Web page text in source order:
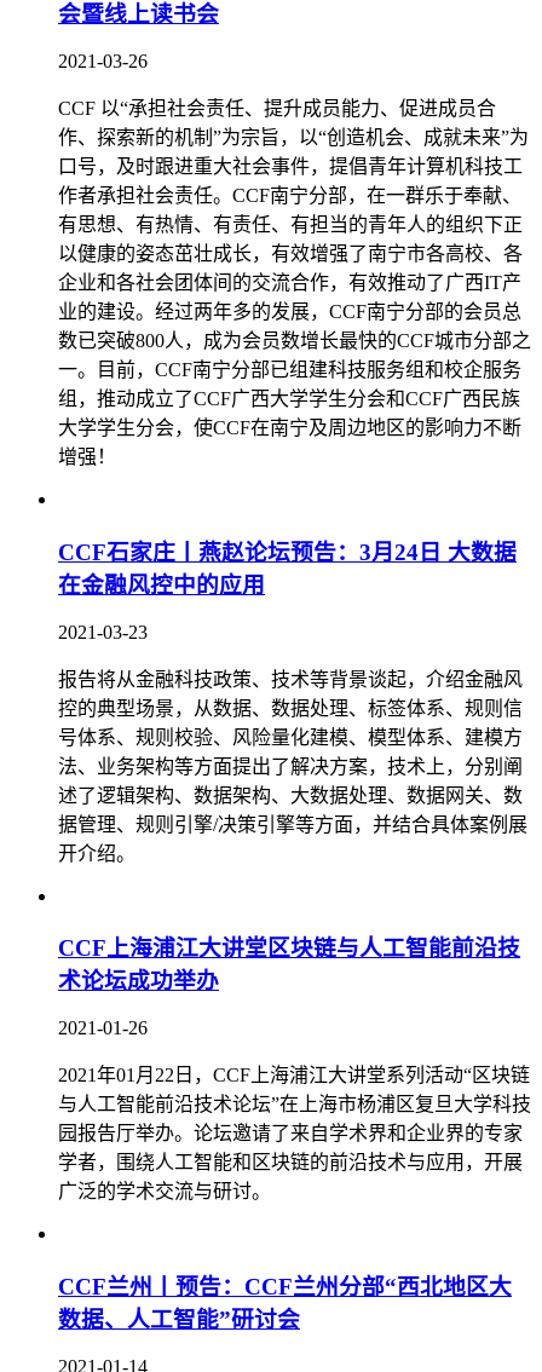
会暨线上读书会
2021-03-26
CCF 以“承担社会责任、提升成员能力、促进成员合
作、探索新的机制”为宗旨，以“创造机会、成就未来”为
口号，及时跟进重大社会事件，提倡青年计算机科技工
作者承担社会责任。​ CCF南宁分部，在一群乐于奉献、
有思想、有热情、有责任、有担当的青年人的组织下正
以健康的姿态茁壮成长，有效增强了南宁市各高校、各
企业和各社会团体间的交流合作，有效推动了广西IT产
业的建设。经过两年多的发展，CCF南宁分部的会员总
数已突破800人，成为会员数增长最快的CCF城市分部之
一。目前，CCF南宁分部已组建科技服务组和校企服务
组，推动成立了CCF广西大学学生分会和CCF广西民族
大学学生分会，使CCF在南宁及周边地区的影响力不断
增强！
CCF石家庄丨燕赵论坛预告：3月24日 大数据
在金融风控中的应用
2021-03-23
报告将从金融科技政策、技术等背景谈起，介绍金融风
控的典型场景，从数据、数据处理、标签体系、规则信
号体系、规则校验、风险量化建模、模型体系、建模方
法、业务架构等方面提出了解决方案，技术上，分别阐
述了逻辑架构、数据架构、大数据处理、数据网关、数
据管理、规则引擎/决策引擎等方面，并结合具体案例展
开介绍。
CCF上海浦江大讲堂区块链与人工智能前沿技
术论坛成功举办
2021-01-26
2021年01月22日，CCF上海浦江大讲堂系列活动“区块链
与人工智能前沿技术论坛”在上海市杨浦区复旦大学科技
园报告厅举办。论坛邀请了来自学术界和企业界的专家
学者，围绕人工智能和区块链的前沿技术与应用，开展
广泛的学术交流与研讨。
CCF兰州丨预告：CCF兰州分部“西北地区大
数据、人工智能”研讨会
2021-01-14